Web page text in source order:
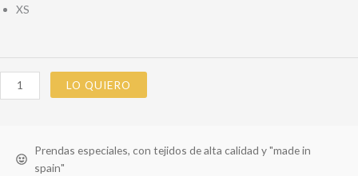
XS
LO QUIERO
Prendas especiales, con tejidos de alta calidad y "made in
spain"